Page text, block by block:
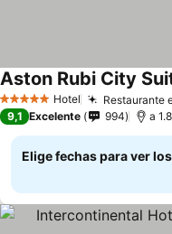
5 Estrellas Hotel Restaurante
Aston Rubi City
9,1 Excelente 994 a
Elige fechas para ver